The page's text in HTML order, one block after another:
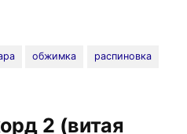
обжимка распиновка
2 (витая